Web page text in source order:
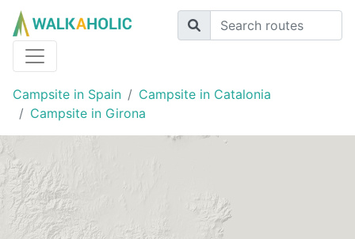
Campsite in Spain
Campsite in Catalonia
Campsite in Girona